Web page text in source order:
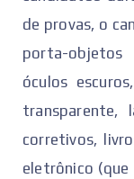
de provas, o
porta-
óculos
transparente,
corretivos,
eletrônico (que